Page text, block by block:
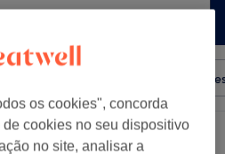
Ofertas
Almancil, Loulé
os cookies", concorda
cookies no seu dispositivo
no site, analisar a